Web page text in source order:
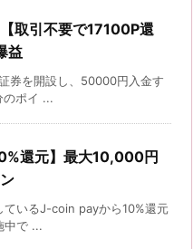
取引不要で17100P還
益
券を開設し、50000円入金す
のポイ ...
還元】最大10,000円
ているJ-coin payから10%還元
中で ...